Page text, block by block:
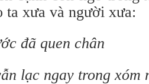
ta xưa và người xưa:
đã quen chân
lạc ngay trong xóm